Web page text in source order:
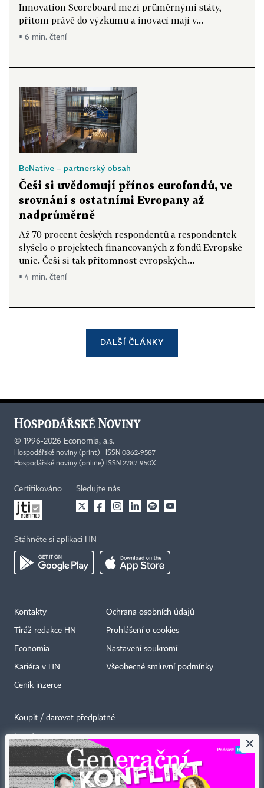
Innovation Scoreboard mezi průměrnými státy,
přitom právě do výzkumu a inovací mají v...
▪ 6 min. čtení
BeNative – partnerský obsah
Češi si uvědomují přínos eurofondů, ve
srovnání s ostatními Evropany až
nadprůměrně
Až 70 procent českých respondentů a respondentek
slyšelo o projektech financovaných z fondů Evropské
unie. Češi si tak přítomnost evropských...
▪ 4 min. čtení
DALŠÍ ČLÁNKY
© 1996-2026 Economia, a.s.
Hospodářské noviny (print) ISSN 0862-9587
Hospodářské noviny (online) ISSN 2787-950X
Certifikováno Sledujte nás
Stáhněte si aplikaci HN
Kontakty
Tiráž redakce HN
Economia
Kariéra v HN
Ceník inzerce
Ochrana osobních údajů
Prohlášení o cookies
Nastavení soukromí
Všeobecné smluvní podmínky
Koupit / darovat předplatné
Eventy
Newslettery
RSS kanály
×